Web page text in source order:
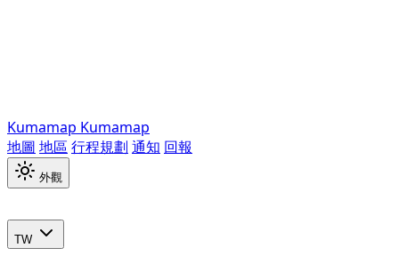
Kumamap Kumamap
地圖 地區 行程規劃 通知 回報
外觀
TW